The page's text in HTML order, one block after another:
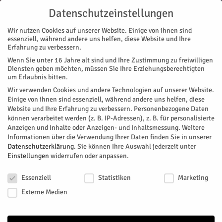
Start Nachrichten Region „Hambi“ darf wild werden
NACHRICHTEN REGION
„Hambi“ darf wild werden
Was auf vielen Transparenten gefordert wurde - nämlich
"Hambi muss bleiben" - wurde nun per Unterschrift besiegelt.
Von HERZOG Redaktion Juni 11, 2026
Datenschutzeinstellungen
Wir nutzen Cookies auf unserer Website. Einige von ihnen sind
essenziell, während andere uns helfen, diese Website und Ihre
Erfahrung zu verbessern.
Wenn Sie unter 16 Jahre alt sind und Ihre Zustimmung zu freiwilligen
Diensten geben möchten, müssen Sie Ihre Erziehungsberechtigten
um Erlaubnis bitten.
Wir verwenden Cookies und andere Technologien auf unserer Website.
Einige von ihnen sind essenziell, während andere uns helfen, diese
Website und Ihre Erfahrung zu verbessern. Personenbezogene Daten
können verarbeitet werden (z. B. IP-Adressen), z. B. für personalisierte
Anzeigen und Inhalte oder Anzeigen- und Inhaltsmessung. Weitere
Informationen über die Verwendung Ihrer Daten finden Sie in unserer
Datenschutzerklärung. Sie können Ihre Auswahl jederzeit unter
Einstellungen widerrufen oder anpassen.
Essenziell
Statistiken
Marketing
Externe Medien